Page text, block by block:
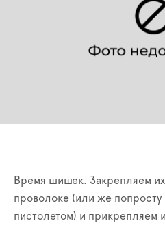
Время шишек. Закрепляем
проволоке (или же
пистолетом) и прикрепляем